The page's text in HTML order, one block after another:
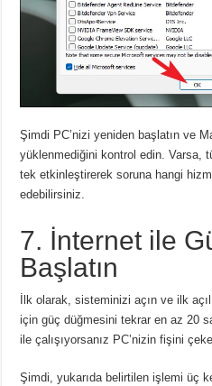
Şimdi PC’nizi yeniden başlatın ve
yüklenmediğini kontrol edin.Varsa,
tek etkinleştirerek soruna hangi
edebilirsiniz.
7. İnternet ile
Başlatın
İlk olarak, sisteminizi açın ve ilk
için güç düğmesini tekrar en az 20
ile çalışıyorsanız PC’nizin fişini
Şimdi, yukarıda belirtilen işlemi üç